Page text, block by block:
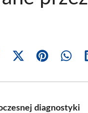
Share
(Twitter)
Share Share
diagnostyki